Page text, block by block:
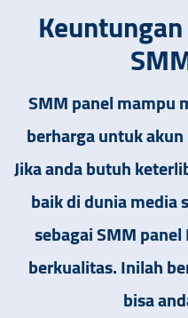
SMM panel mampu
berharga untuk
Jika anda butuh
baik di dunia media
sebagai SMM
berkualitas. Inilah
bisa